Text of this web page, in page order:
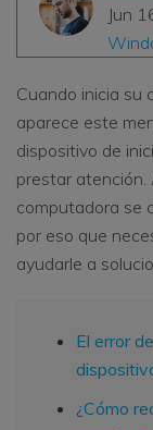
Otros
UBackit -
Jun
Cuando inicia su
aparece este
dispositivo de
prestar atención.
computadora se
por eso que
ayudarle a
El error
¿Cómo